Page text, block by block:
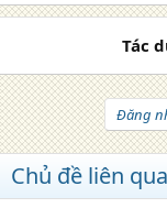
Tác
Đăng
Chủ đề liên